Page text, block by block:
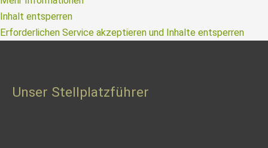
Inhalt entsperren
Erforderlichen Service akzeptieren und Inhalte entsperren
Unser Stellplatzführer